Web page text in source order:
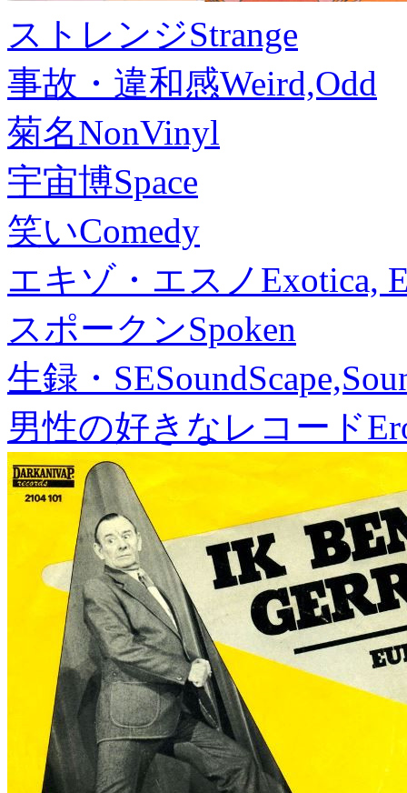
ストレンジStrange
事故・違和感Weird,Odd
菊名NonVinyl
宇宙博Space
笑いComedy
エキゾ・エスノ Exotica,
スポークンSpoken
生録・SE
男性の好きなレコード